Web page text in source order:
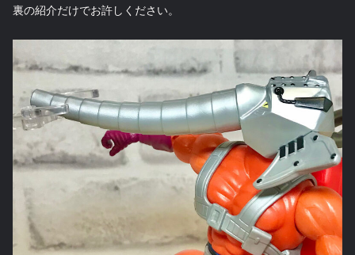
裏の紹介だけでお許しください。